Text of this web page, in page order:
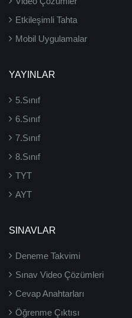
Etkileşimli Tahta
Mobil Uygulamalar
YAYINLAR
5.Sınıf
6.Sınıf
7.Sınıf
8.Sınıf
TYT
AYT
SINAVLAR
Deneme Takvimi
Sınav Video Çözümleri
Cevap Anahtarları
Öğrenme Çıktısı